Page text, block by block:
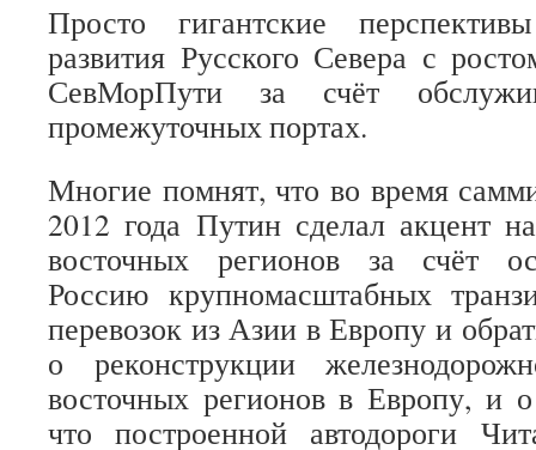
Просто гигантские
развития Русского Севера с
СевМорПути за счёт
промежуточных портах.
Многие помнят, что во время
2012 года Путин сделал акцент
восточных регионов за счёт
Россию крупномасштабных
перевозок из Азии в Европу и
о реконструкции
восточных регионов в Европу, и
что построенной автодороги